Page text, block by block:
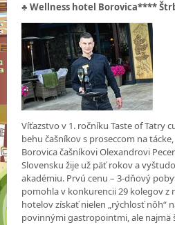
♣ Wellness hotel Borovica****
Víťazstvo v 1. ročníku Taste of Tatry
behu čašníkov s proseccom na
Borovica čašníkovi Olexandrovi
Slovensku žije už päť rokov a
akadémiu. Prvú cenu – 3-dňový
pomohla v konkurencii 29 kolegov z
hotelov získať nielen „rýchlosť nôh“
povinnými gastropointmi, ale najmä